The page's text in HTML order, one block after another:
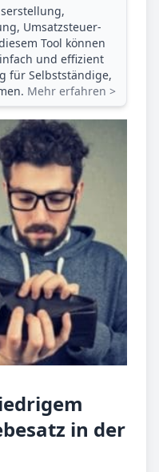
Umsatzsteuer­
Tool können
und effizient
für Selbstständige,
Mehr erfahren >
in der